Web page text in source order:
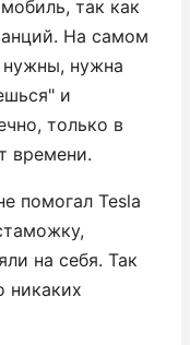
так как
На самом
нужны, нужна
и
только в
времени.
помогал Tesla
на себя. Так
никаких